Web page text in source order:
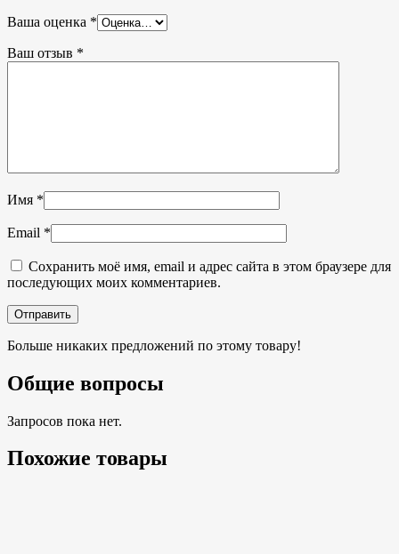
Ваша оценка *
Ваш отзыв *
Имя *
Email *
Сохранить моё имя, email и адрес сайта в этом браузере для
последующих моих комментариев.
Больше никаких предложений по этому товару!
Общие вопросы
Запросов пока нет.
Похожие товары